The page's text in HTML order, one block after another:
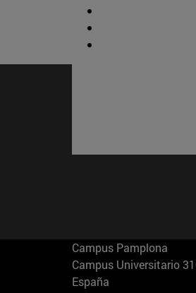
Campus Pamplona
Campus Universitario
España